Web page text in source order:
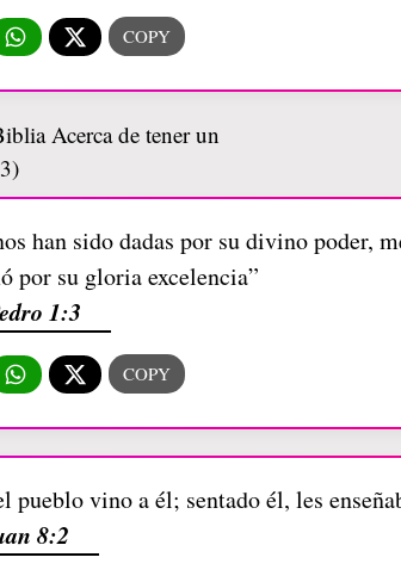
han sido dadas por su divino poder,
por su gloria excelencia”
1:3
vino a él; sentado él, les
8:2